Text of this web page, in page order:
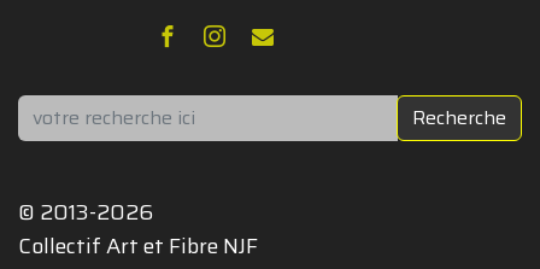
Rechercher Recherche
© 2013-2026
Collectif Art et Fibre NJF